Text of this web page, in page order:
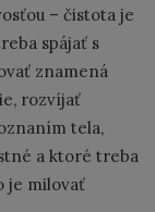
– čistota je
spájať s
znamená
rozvíjať
tela,
a ktoré treba
je milovať